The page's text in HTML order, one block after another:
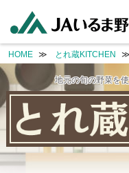
HOME とれ蔵KITCHEN
地元の旬の野菜を